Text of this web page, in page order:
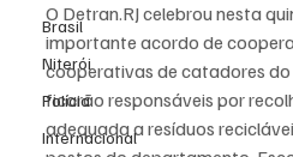
Brasil
Niterói
Polícia
Internacional
O Detran.RJ celebrou nesta
importante acordo de
cooperativas de catadores do
ficarão responsáveis por
adequada a resíduos